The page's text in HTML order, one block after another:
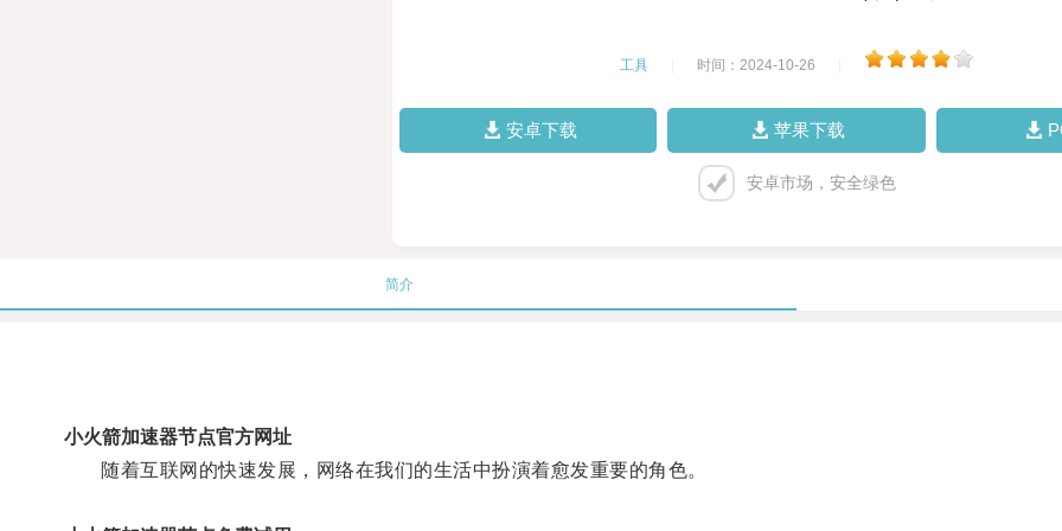
工具 时间：2024-10-26
安卓下载 苹果下载
安卓市场，安全绿色
简介
小火箭加速器节点官方网址
随着互联网的快速发展，网络在我们的生活中扮演着愈发重要的角色。